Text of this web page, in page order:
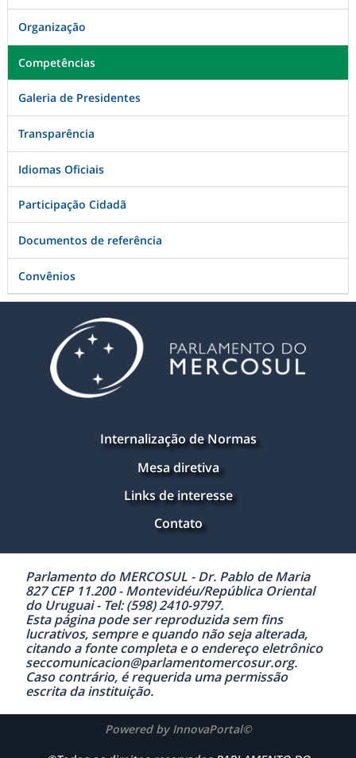
Organização
Competências
Galeria de Presidentes
Transparência
Idiomas Oficiais
Participação Cidadã
Documentos de referência
Convênios
Internalização de Normas
Mesa diretiva
Links de interesse
Contato
Parlamento do MERCOSUL - Dr. Pablo de Maria
827 CEP 11.200 - Montevidéu/República Oriental
do Uruguai - Tel: (598) 2410-9797.
Esta página pode ser reproduzida sem fins
lucrativos, sempre e quando não seja alterada,
citando a fonte completa e o endereço eletrônico
seccomunicacion@parlamentomercosur.org.
Caso contrário, é requerida uma permissão
escrita da instituição.
Powered by InnovaPortal©